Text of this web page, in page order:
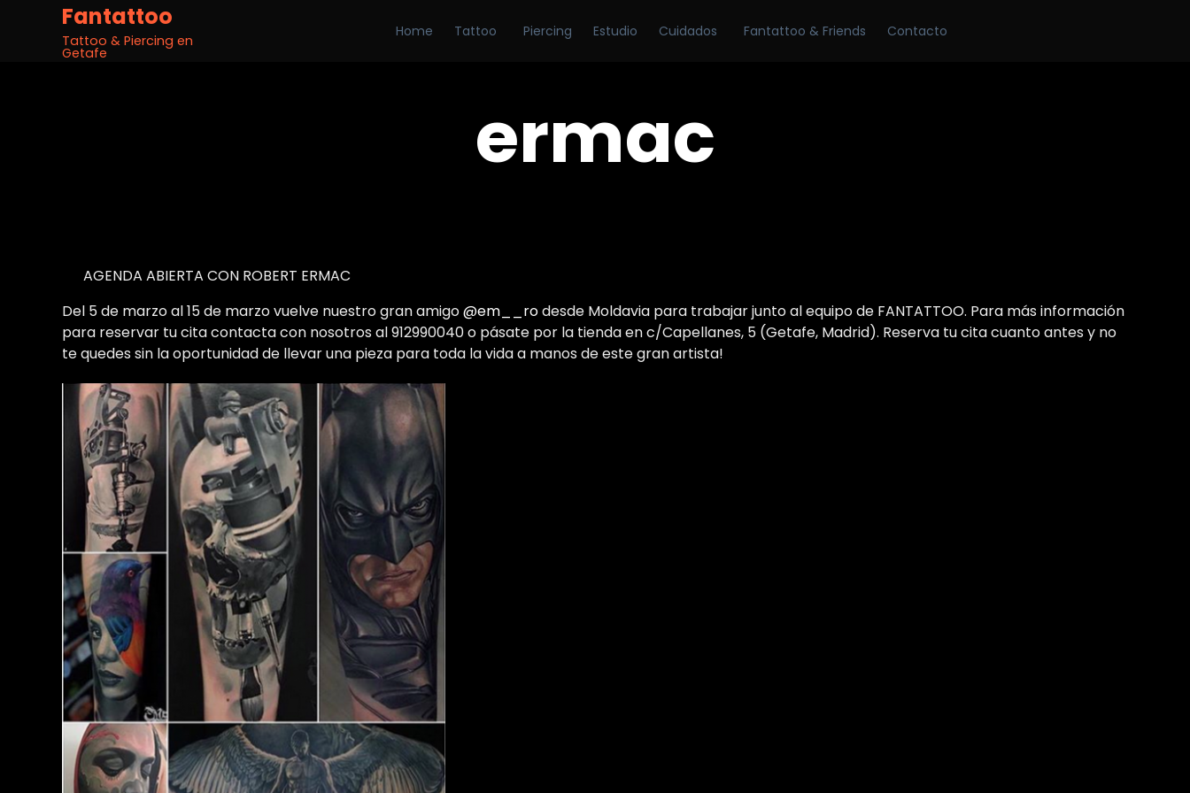
Fantattoo
Tattoo & Piercing en
Getafe
Home Tattoo Piercing Estudio Cuidados Fantattoo & Friends Contacto
ermac
AGENDA ABIERTA CON ROBERT ERMAC
Del 5 de marzo al 15 de marzo vuelve nuestro gran amigo@em__rodesde Moldavia para trabajar junto al equipo de FANTATTOO. Para más información
para reservar tu cita contacta con nosotros al 912990040 o pásate por la tienda en c/Capellanes, 5 (Getafe, Madrid). Reserva tu cita cuanto antes y no
te quedes sin la oportunidad de llevar una pieza para toda la vida a manos de este gran artista!